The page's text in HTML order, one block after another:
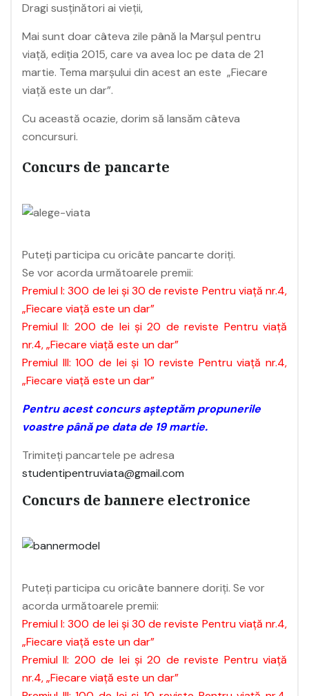
Dragi susţinători ai vieţii,
Mai sunt doar câteva zile până la Marşul pentru
viaţă, ediţia 2015, care va avea loc pe data de 21
martie. Tema marşului din acest an este „Fiecare
viață este un dar”.
Cu această ocazie, dorim să lansăm câteva
concursuri.
Concurs de pancarte
Puteţi participa cu oricâte pancarte doriţi.
Se vor acorda următoarele premii:
Premiul I: 300 de lei şi 30 de reviste Pentru viaţă nr.4,
„Fiecare viață este un dar”
Premiul II: 200 de lei şi 20 de reviste Pentru viaţă
nr.4, „Fiecare viață este un dar”
Premiul III: 100 de lei şi 10 reviste Pentru viaţă nr.4,
„Fiecare viață este un dar”
Pentru acest concurs aşteptăm propunerile
voastre până pe data de 19 martie.
Trimiteți pancartele pe adresa
studentipentruviata@gmail.com
Concurs de bannere electronice
Puteţi participa cu oricâte bannere doriţi. Se vor
acorda următoarele premii:
Premiul I: 300 de lei şi 30 de reviste Pentru viaţă nr.4,
„Fiecare viață este un dar”
Premiul II: 200 de lei şi 20 de reviste Pentru viaţă
nr.4, „Fiecare viață este un dar”